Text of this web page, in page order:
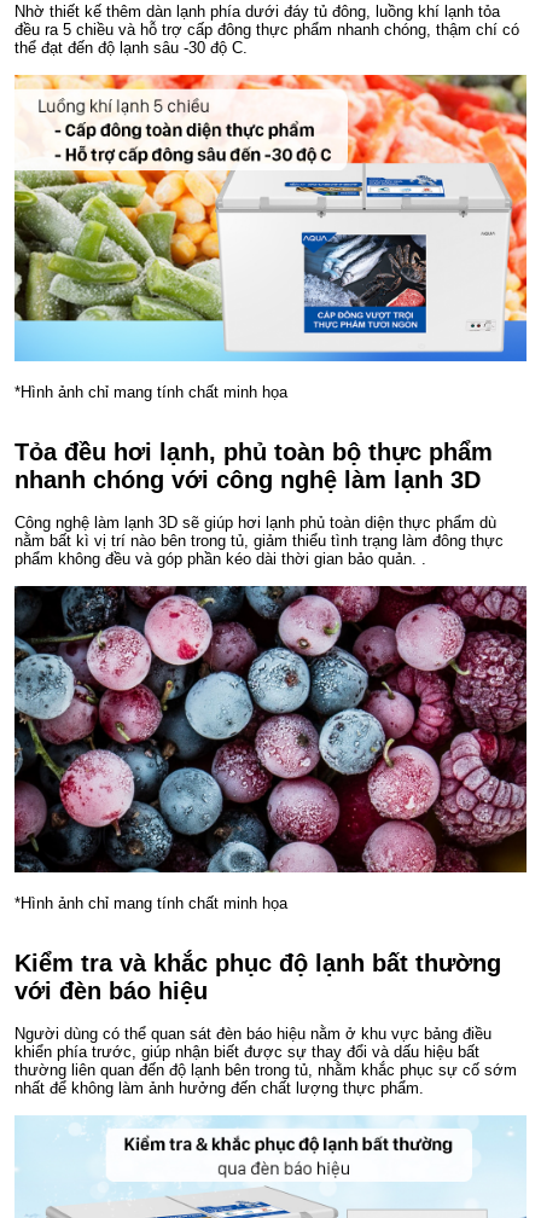
Nhờ thiết kế thêm dàn lạnh phía dưới đáy tủ đông, luồng khí lạnh tỏa
đều ra 5 chiều và hỗ trợ cấp đông thực phẩm nhanh chóng, thậm chí có
thể đạt đến độ lạnh sâu -30 độ C.
*Hình ảnh chỉ mang tính chất minh họa
Tỏa đều hơi lạnh, phủ toàn bộ thực phẩm
nhanh chóng với công nghệ làm lạnh 3D
Công nghệ làm lạnh 3D sẽ giúp hơi lạnh phủ toàn diện thực phẩm dù
nằm bất kì vị trí nào bên trong tủ, giảm thiểu tình trạng làm đông thực
phẩm không đều và góp phần kéo dài thời gian bảo quản. .
*Hình ảnh chỉ mang tính chất minh họa
Kiểm tra và khắc phục độ lạnh bất thường
với đèn báo hiệu
Người dùng có thể quan sát đèn báo hiệu nằm ở khu vực bảng điều
khiển phía trước, giúp nhận biết được sự thay đổi và dấu hiệu bất
thường liên quan đến độ lạnh bên trong tủ, nhằm khắc phục sự cố sớm
nhất để không làm ảnh hưởng đến chất lượng thực phẩm.